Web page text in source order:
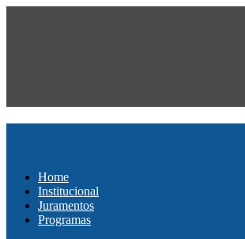
Home
Institucional
Juramentos
Programas